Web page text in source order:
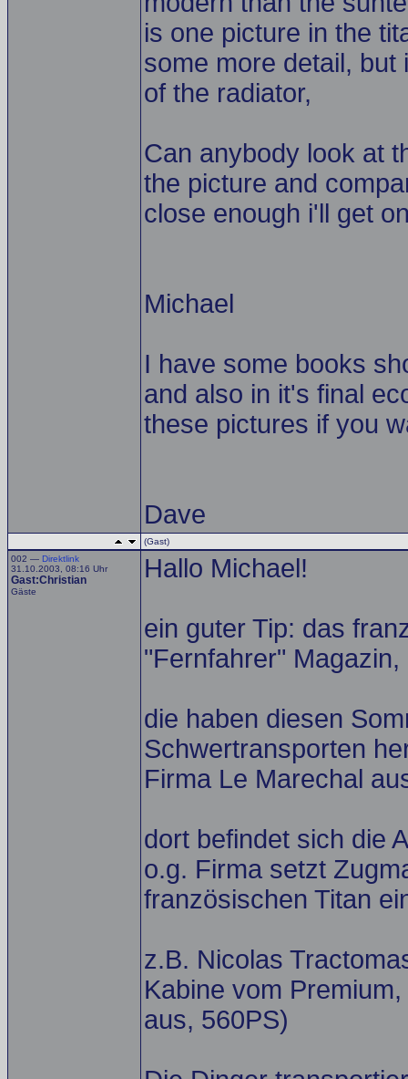
is one picture in the
some more detail,
of the radiator,
Can anybody look at
the picture and
close enough i'll get
Michael
I have some books
and also in it's final
these pictures if you
Dave
(Gast)
002 — Direktlink
31.10.2003, 08:16 Uhr
Gast:Christian
Gäste
Hallo Michael!
ein guter Tip: das
"Fernfahrer"
die haben diesen
Schwertransporten
Firma Le Marechal
dort befindet sich die
o.g. Firma setzt
französischen Titan
z.B. Nicolas
Kabine vom
aus, 560PS)